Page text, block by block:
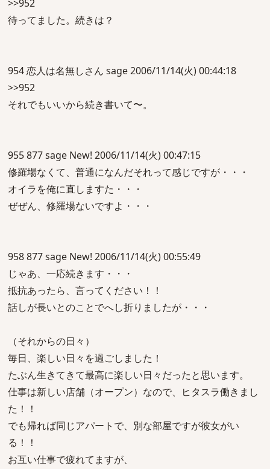
>>952
待ってました。続きは？
954 恋人は名無しさん sage 2006/11/14(火) 00:44:18
>>952
それでもいいから続き書いて〜。
955 877 sage New! 2006/11/14(火) 00:47:15
修羅場なくて、普通になんだそれって感じですが・・・
オイラを俺に直しますた・・・
ぜぜん、修羅場ないですよ・・・
958 877 sage New! 2006/11/14(火) 00:55:49
じゃあ、一応続きます・・・
抵抗あったら、言ってください！！
話しが長いとのことでへし折りましたが・・・
（それからの日々）
毎日、楽しい日々を過ごしました！
たぶん生きてきて最高に楽しい日々だったと思います。
仕事は新しい店舗（オープン）なので、ヒタスラ働きまし
た！！
でも帰れば同じアパートで、別な部屋ですが彼女がい
る！！
お互い仕事で疲れてますが、